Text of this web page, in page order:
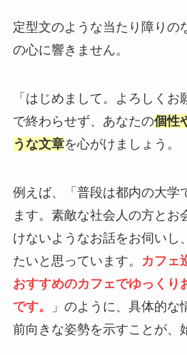
定型文のような当たり障りの
の心に響きません。
「はじめまして。よろしく
で終わらせず、あなたの個性
うな文章を心がけましょう。
例えば、「普段は都内の大学
ます。素敵な社会人の方とお
けないようなお話をお伺いし
たいと思っています。
カフェ
おすすめのカフェでゆっくり
です。
」のように、具体的な
前向きな姿勢を示すことが、